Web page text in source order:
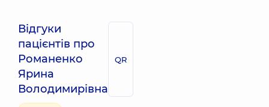
Відгуки
пацієнтів про
Романенко
Ярина
Володимирівна
QR